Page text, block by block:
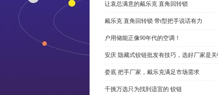
让袁总满意的戴乐克 直角回转锁
戴乐克 直角回转锁 带t型把手说话有力
户用储能正像90年代的空调！
安庆 隐藏式铰链批发有技巧，选好厂家是
娄底 把手厂家，戴乐克满足市场需求
千挑万选只为找到适宜的 铰链